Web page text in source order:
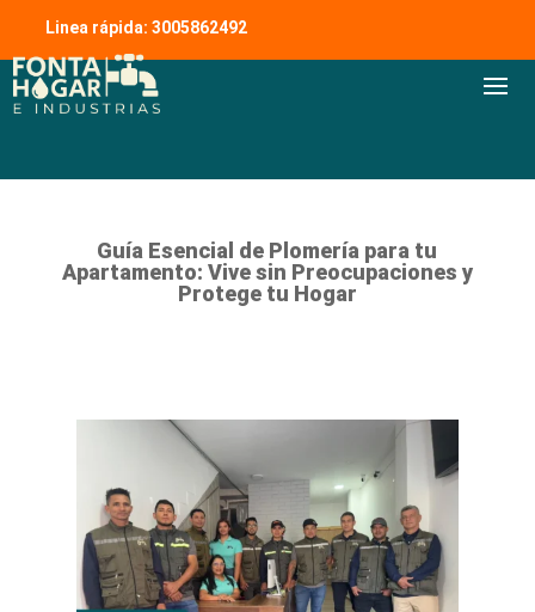
Linea rápida: 3005862492
Guía Esencial de Plomería para tu
Apartamento: Vive sin Preocupaciones y
Protege tu Hogar